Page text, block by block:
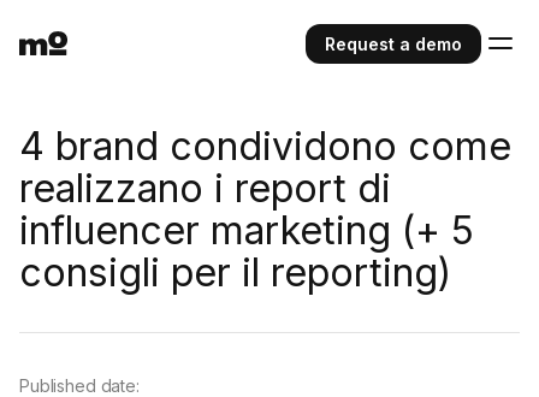
Request a demo
4 brand condividono come
realizzano i report di
influencer marketing (+ 5
consigli per il reporting)
Published date: